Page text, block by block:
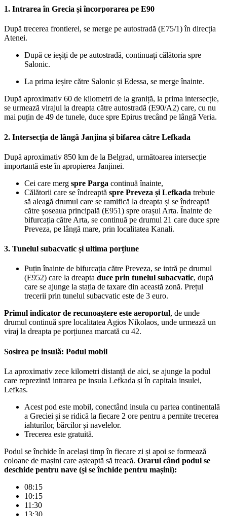
1. Intrarea în Grecia și încorporarea pe E90
După trecerea frontierei, se merge pe autostradă (E75/1) în direcția
Atenei.
După ce ieșiți de pe autostradă, continuați călătoria spre
Salonic.
La prima ieșire către Salonic și Edessa, se merge înainte.
După aproximativ 60 de kilometri de la graniță, la prima intersecție,
se urmează virajul la dreapta către autostradă (E90/A2) care, cu nu
mai puțin de 49 de tunele, duce spre Epirus trecând pe lângă Veria.
2. Intersecția de lângă Janjina și bifarea către Lefkada
După aproximativ 850 km de la Belgrad, următoarea intersecție
importantă este în apropierea Janjinei.
Cei care merg spre Parga continuă înainte,
Călătorii care se îndreaptă spre Preveza și Lefkada trebuie
să aleagă drumul care se ramifică la dreapta și se îndreaptă
către șoseaua principală (E951) spre orașul Arta. Înainte de
bifurcația către Arta, se continuă pe drumul 21 care duce spre
Preveza, pe lângă mare, prin localitatea Kanali.
3. Tunelul subacvatic și ultima porțiune
Puțin înainte de bifurcația către Preveza, se intră pe drumul
(E952) care la dreapta duce prin tunelul subacvatic, după
care se ajunge la stația de taxare din această zonă. Prețul
trecerii prin tunelul subacvatic este de 3 euro.
Primul indicator de recunoaștere este aeroportul, de unde
drumul continuă spre localitatea Agios Nikolaos, unde urmează un
viraj la dreapta pe porțiunea marcată cu 42.
Sosirea pe insulă: Podul mobil
La aproximativ zece kilometri distanță de aici, se ajunge la podul
care reprezintă intrarea pe insula Lefkada și în capitala insulei,
Lefkas.
Acest pod este mobil, conectând insula cu partea continentală
a Greciei și se ridică la fiecare 2 ore pentru a permite trecerea
iahturilor, bărcilor și navelelor.
Trecerea este gratuită.
Podul se închide în același timp în fiecare zi și apoi se formează
coloane de mașini care așteaptă să treacă. Orarul când podul se
deschide pentru nave (și se închide pentru mașini):
08:15
10:15
11:30
13:30